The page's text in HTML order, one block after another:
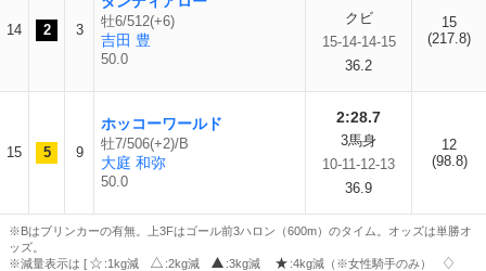
14 2 3
牡6/512(+6)
吉田 豊
50.0
クビ
15-14-14-15
36.2
15
(217.8)
15 5 9
ホッコーワールド
牡7/506(+2)/B
大庭 和弥
50.0
2:28.7
3馬身
10-11-12-13
36.9
12
(98.8)
※Bはブリンカーの有無。上3Fはゴール前3ハロン（600m）のタイム。オッズは単勝オ
ッズ。
※減量表示は [
:1kg減 :2kg減 :3kg減
:4kg減（※女性騎手のみ）